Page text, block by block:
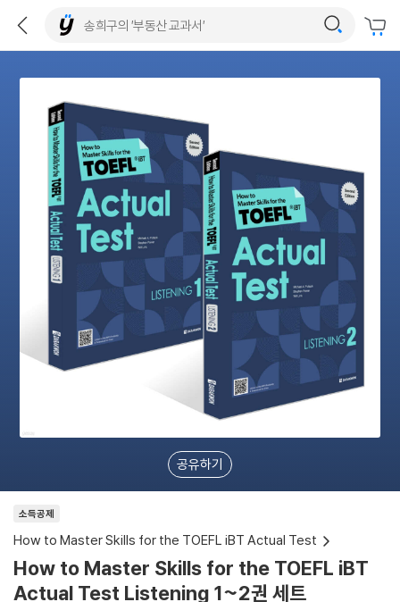
공유하기
소득공제
How to Master Skills for the TOEFL iBT Actual Test
How to Master Skills for the TOEFL iBT
Actual Test Listening 1~2권 세트